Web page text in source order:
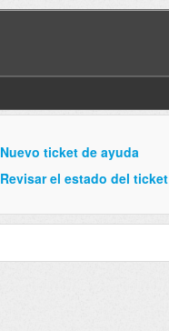
Nuevo ticket de ayuda
Revisar el estado del ticket